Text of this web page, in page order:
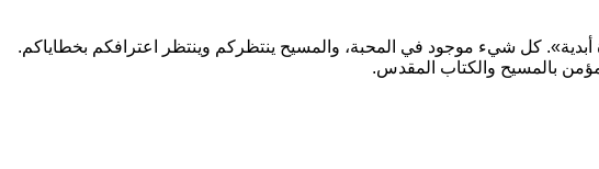
. كل شيء موجود في المحبة، والمسيح ينتظركم وينتظر اعترافكم بخطاياكم.
مؤمن بالمسيح والكتاب المقدس.